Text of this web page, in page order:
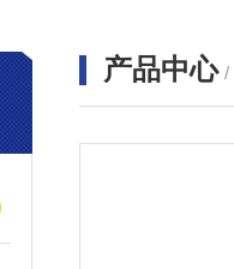
产品中心 /